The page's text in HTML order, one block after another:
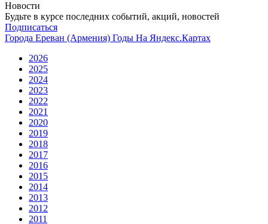
Новости
Будьте в курсе последних событий, акций, новостей
Подписаться
Города Ереван (Армения) Годы На Яндекс.Картах
2026
2025
2024
2023
2022
2021
2020
2019
2018
2017
2016
2015
2014
2013
2012
2011